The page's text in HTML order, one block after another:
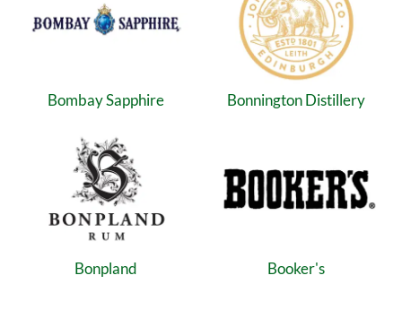
Bombay Sapphire Bonnington Distillery
Bonpland Booker's